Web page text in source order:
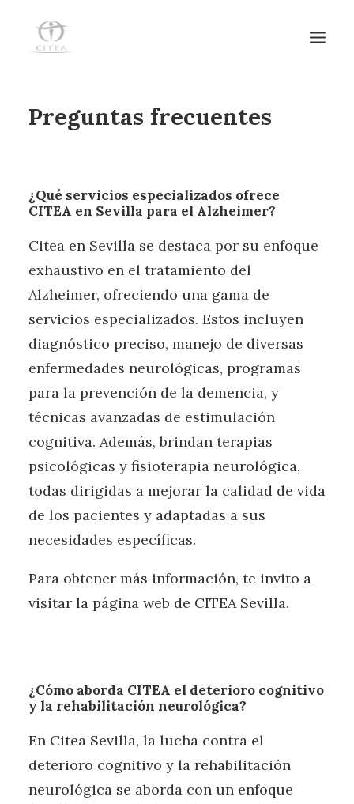
HOME
NOTICIAS
CONTACTO
Preguntas frecuentes
¿Qué servicios especializados ofrece
CITEA en Sevilla para el Alzheimer?
Citea en Sevilla se destaca por su enfoque
exhaustivo en el tratamiento del
Alzheimer, ofreciendo una gama de
servicios especializados. Estos incluyen
diagnóstico preciso, manejo de diversas
enfermedades neurológicas, programas
para la prevención de la demencia, y
técnicas avanzadas de estimulación
cognitiva. Además, brindan terapias
psicológicas y fisioterapia neurológica,
todas dirigidas a mejorar la calidad de vida
de los pacientes y adaptadas a sus
necesidades específicas.
Para obtener más información, te invito a
visitar la página web de CITEA Sevilla.
¿Cómo aborda CITEA el deterioro cognitivo
y la rehabilitación neurológica?
En Citea Sevilla, la lucha contra el
deterioro cognitivo y la rehabilitación
neurológica se aborda con un enfoque